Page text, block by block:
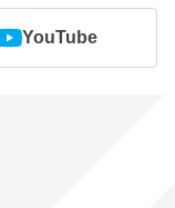
YouTube